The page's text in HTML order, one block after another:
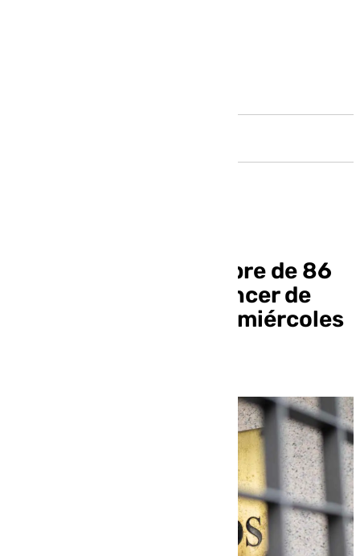
La familia de un hombre de 86
años fallecido por cáncer de
mama denuncia este miércoles